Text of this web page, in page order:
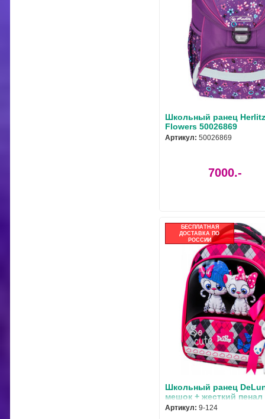
Школьный ранец
Flowers 50026869
Артикул: 50026869
7000.-
БЕСПЛАТНАЯ
ДОСТАВКА ПО
РОССИИ
Школьный ранец
мешок + жесткий
ленточка
Артикул: 9-124